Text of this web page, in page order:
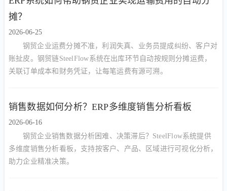
摊？
2026-06-25
钢贸企业运费分摊不准，利润失真、业务员提成纠纷、客户对
账扯皮。钢贸链SteelFlow系统在出库环节自动按规则分摊运费，
关联订单成本和财务凭证，让每笔运费有源可溯。
销售数据如何分析？ERP多维度销售分析看板
2026-06-16
钢贸企业销售数据分析困难、决策滞后？SteelFlow系统提供
多维度销售分析看板，支持按客户、产品、区域进行可视化分析，
助力企业精准决策。